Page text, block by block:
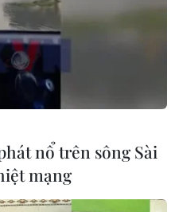
nổ trên sông Sài
mạng